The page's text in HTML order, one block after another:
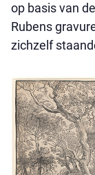
op basis van
Rubens
zichzelf